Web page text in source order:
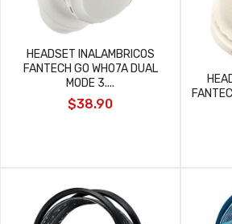
HEADSET INALAMBRICOS
FANTECH GO WH07A DUAL
MODE 3....
$38.90